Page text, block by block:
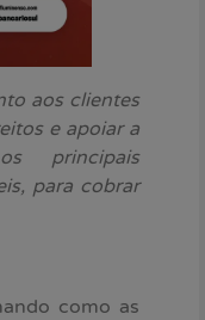
aos clientes
e apoiar a
principais
para cobrar
como as